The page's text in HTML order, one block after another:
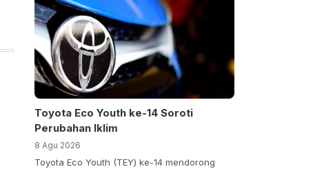
Toyota Eco Youth ke-14 Soroti
Perubahan Iklim
8 Agu 2026
Toyota Eco Youth (TEY) ke-14 mendorong